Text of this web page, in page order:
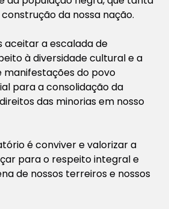
da nossa nação.
aceitar a escalada de
à diversidade cultural e a
manifestações do povo
para a consolidação da
das minorias em nosso
é conviver e valorizar a
para o respeito integral e
de nossos terreiros e nossos